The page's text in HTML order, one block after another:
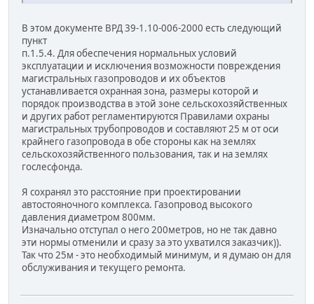
В этом документе ВРД 39-1.10-006-2000 есть следующий
пункт
п.1.5.4. Для обеспечения нормальных условий
эксплуатации и исключения возможности повреждения
магистральных газопроводов и их объектов
устанавливается охранная зона, размеры которой и
порядок производства в этой зоне сельскохозяйственных
и других работ регламентируются Правилами охраны
магистральных трубопроводов и составляют 25 м от оси
крайнего газопровода в обе стороны как на землях
сельскохозяйственного пользования, так и на землях
гослесфонда.
Я сохранял это расстояние при проектировании
автостояночного комплекса. Газопровод высокого
давления диаметром 800мм.
Изначально отступал о него 200метров, но не так давно
эти нормы отменили и сразу за это ухватился заказчик)).
Так что 25м - это необходимый минимум, и я думаю он для
обслуживания и текущего ремонта.